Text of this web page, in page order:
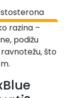
razina –
podižu
što